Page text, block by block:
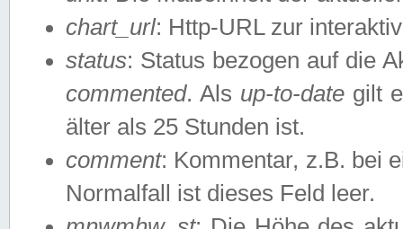
chart_url: Http-URL zur
status: Status bezogen auf die
commented. Als up-to-date gilt
älter als 25 Stunden ist.
comment: Kommentar, z.B. bei
Normalfall ist dieses Feld leer.